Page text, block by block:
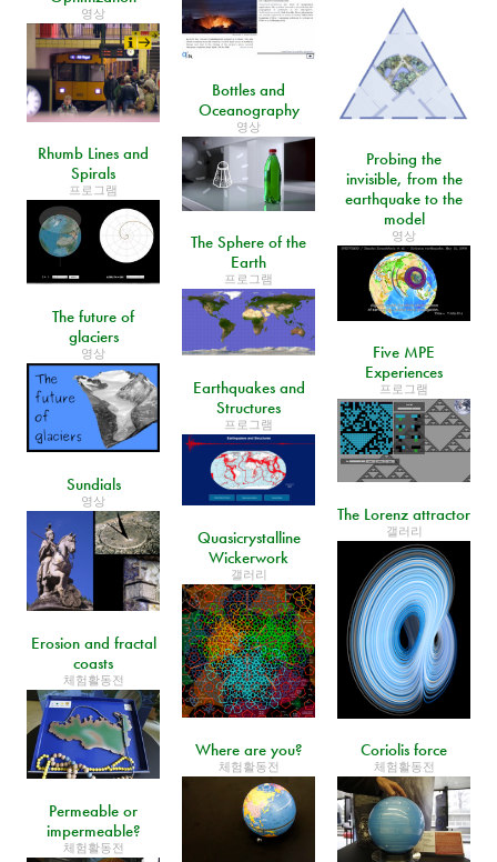
영상
Bottles and
Oceanography
영상
Rhumb Lines and
Spirals
프로그램
Probing the
invisible, from the
earthquake to the
model
영상
The Sphere of the
Earth
프로그램
The future of
glaciers
영상
Five MPE
Experiences
프로그램
Earthquakes and
Structures
프로그램
Sundials
영상
The Lorenz attractor
갤러리
Quasicrystalline
Wickerwork
갤러리
Erosion and fractal
coasts
체험활동전
Where are you?
체험활동전
Coriolis force
체험활동전
Permeable or
impermeable?
체험활동전